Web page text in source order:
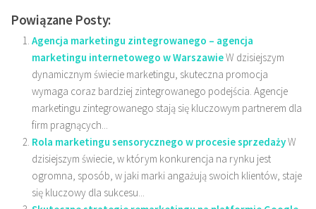
Powiązane Posty:
Agencja marketingu zintegrowanego – agencja
marketingu internetowego w WarszawieW dzisiejszym
dynamicznym świecie marketingu, skuteczna promocja
wymaga coraz bardziej zintegrowanego podejścia. Agencje
marketingu zintegrowanego stają się kluczowym partnerem dla
firm pragnących...
Rola marketingu sensorycznego w procesie sprzedażyW
dzisiejszym świecie, w którym konkurencja na rynku jest
ogromna, sposób, w jaki marki angażują swoich klientów, staje
się kluczowy dla sukcesu...